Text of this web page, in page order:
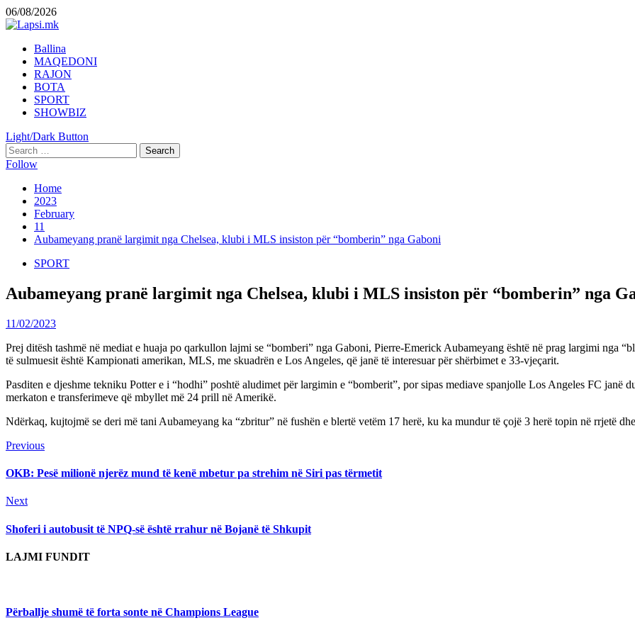
Skip
to
06/08/2026
Primary
Menu
Ballina
MAQEDONI
RAJON
BOTA
SPORT
SHOWBIZ
Light/Dark Button
Search
for:
Follow
Home
2023
February
11
Aubameyang pranë largimit nga Chelsea, klubi i MLS insiston për “bomberin” nga Gaboni
SPORT
Aubameyang pranë largimit nga Chelsea, klubi i MLS insiston për “bomberin” nga
11/02/2023
Prej ditësh tashmë në mediat e huaja po qarkullon lajmi se “bomberi” nga Gaboni, Pierre-Emerick Aubameyang është në prag largimi nga
të sulmuesit është Kampionati amerikan, MLS, me skuadrën e Los Angeles, që janë të interesuar për shërbimet e 33-vjeçarit.
Pasditen e djeshme tekniku Potter e i “hodhi” poshtë aludimet për largimin e “bomberit”, por sipas mediave spanjolle Los Angeles FC janë
merkaton e transferimeve që mbyllet më 24 prill në Amerikë.
Ndërkaq, kujtojmë se deri më tani Aubameyang ka “zbritur” në fushën e blertë vetëm 17 herë, ku ka mundur të çojë 3 herë topin në rrjetë
Continue
Reading
PreviousPrevious
OKB: Pesë milionë njerëz mund të kenë mbetur pa strehim në Siri pas tërmetit
NextNext
Shoferi i autobusit të NPQ-së është rrahur në Bojanë të Shkupit
LAJMI FUNDIT
Përballje shumë të forta sonte në Champions League